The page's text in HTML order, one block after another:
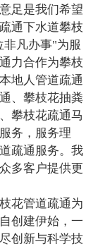
足是我们希望
通下水道攀枝
凡办事"为服
力合作为攀枝
地人管道疏通
、攀枝花抽粪
攀枝花疏通马
务，服务理
疏通服务。我
多客户提供更
花管道疏通为
创建伊始，一
创新与科学技